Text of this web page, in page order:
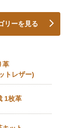
リーを見る
革
トレザー)
1枚革